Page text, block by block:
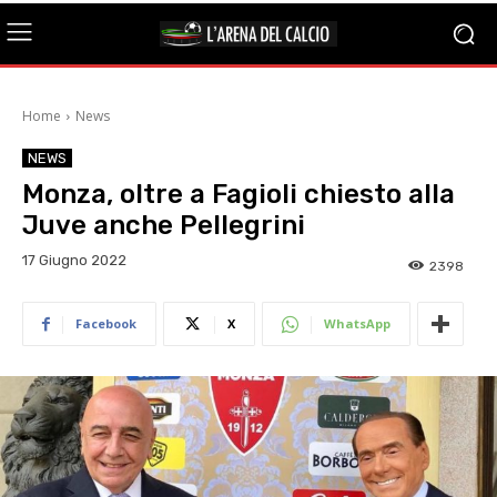
Home News
NEWS
Monza, oltre a Fagioli chiesto alla
Juve anche Pellegrini
17 Giugno 2022 2398
Facebook X WhatsApp